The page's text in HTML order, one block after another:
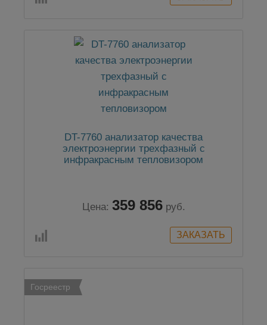
DT-7760 анализатор качества
электроэнергии трехфазный с
инфракрасным тепловизором
Цена: 359 856 руб.
Госреестр